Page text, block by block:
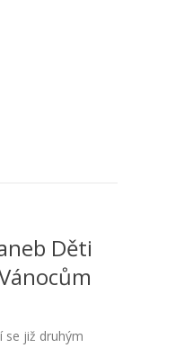
Děti
se již druhým